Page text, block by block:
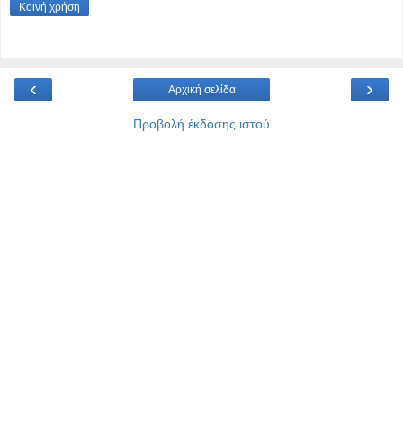
Κοινή χρήση
‹ ›
Αρχική σελίδα
Προβολή έκδοσης ιστού